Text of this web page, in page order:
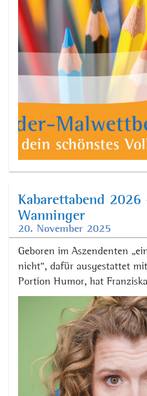
Volksfest-Bild!“. Erlaubt
Bild sollte die Größe DIN A3
gibt zwei Altersgruppen: bis
Kabarettabend 2026
Wanninger
20. November 2025
Geboren im Aszendenten
nicht“, dafür ausgestattet
Portion Humor, hat
gelernt, widrige Umstände in
Geschichten zu verwandeln.
Kabarettistin präsentiert am
um 20 Uhr im Puchheimer
Programm „Wenn du wen
an“ […]